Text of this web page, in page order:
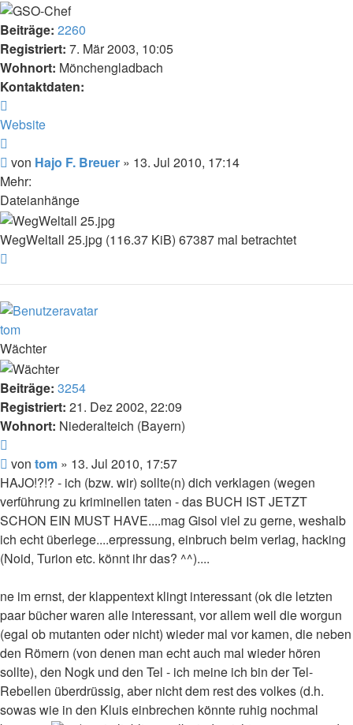
Beiträge: 2260
Registriert: 7. Mär 2003, 10:05
Wohnort: Mönchengladbach
Kontaktdaten:
von
F.
Breuer
Website
Beitrag
von Hajo F. Breuer » 13. Jul 2010, 17:14
Mehr:
Dateianhänge
WegWeltall 25.jpg (116.37 KiB) 67387 mal betrachtet
tom
Wächter
Beiträge: 3254
Registriert: 21. Dez 2002, 22:09
Wohnort: Niederalteich (Bayern)
Beitrag
von tom » 13. Jul 2010, 17:57
HAJO!?!? - ich (bzw. wir) sollte(n) dich verklagen (wegen
verführung zu kriminellen taten - das BUCH IST JETZT
SCHON EIN MUST HAVE....mag Gisol viel zu gerne, weshalb
ich echt überlege....erpressung, einbruch beim verlag, hacking
(Noid, Turion etc. könnt ihr das? ^^)....
ne im ernst, der klappentext klingt interessant (ok die letzten
paar bücher waren alle interessant, vor allem weil die worgun
(egal ob mutanten oder nicht) wieder mal vor kamen, die neben
den Römern (von denen man echt auch mal wieder hören
sollte), den Nogk und den Tel - ich meine ich bin der Tel-
Rebellen überdrüssig, aber nicht dem rest des volkes (d.h.
sowas wie in den Kluis einbrechen könnte ruhig nochmal